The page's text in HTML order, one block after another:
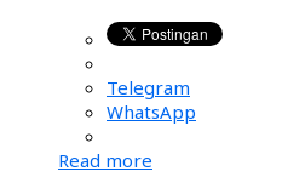
Telegram
WhatsApp
Read more